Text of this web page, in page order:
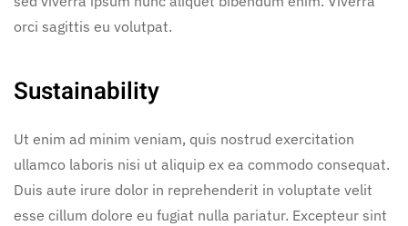
orci sagittis eu volutpat.
Sustainability
Ut enim ad minim veniam, quis nostrud exercitation
ullamco laboris nisi ut aliquip ex ea commodo consequat.
Duis aute irure dolor in reprehenderit in voluptate velit
esse cillum dolore eu fugiat nulla pariatur. Excepteur sint